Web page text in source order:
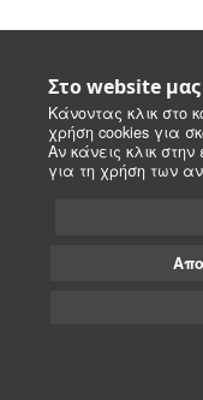
Στο website
Κάνοντας κλικ στο
χρήση cookies για
Αν κάνεις κλικ
για τη χρήση των